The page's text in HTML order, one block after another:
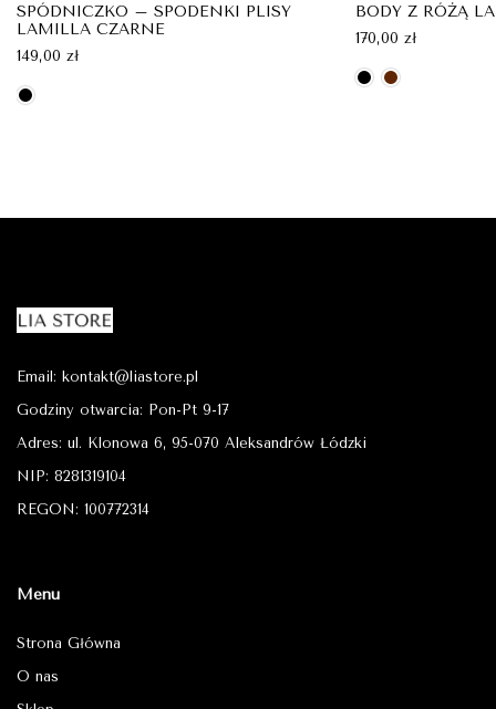
SPÓDNICZKO – SPODENKI PLISY
LAMILLA CZARNE
149,00 zł
BODY Z RÓŻĄ
170,00 zł
Email: kontakt@liastore.pl
Godziny otwarcia: Pon-Pt 9-17
Adres: ul. Klonowa 6, 95-070 Aleksandrów Łódzki
NIP: 8281319104
REGON: 100772314
Menu
Strona Główna
O nas